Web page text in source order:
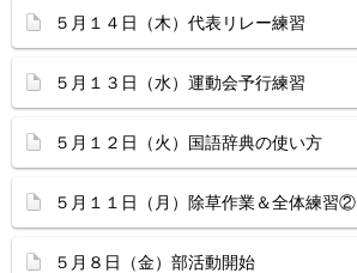
５月１４日（木）代表リレー練習
５月１３日（水）運動会予行練習
５月１２日（火）国語辞典の使い方
５月１１日（月）除草作業＆全体練習②
５月８日（金）部活動開始